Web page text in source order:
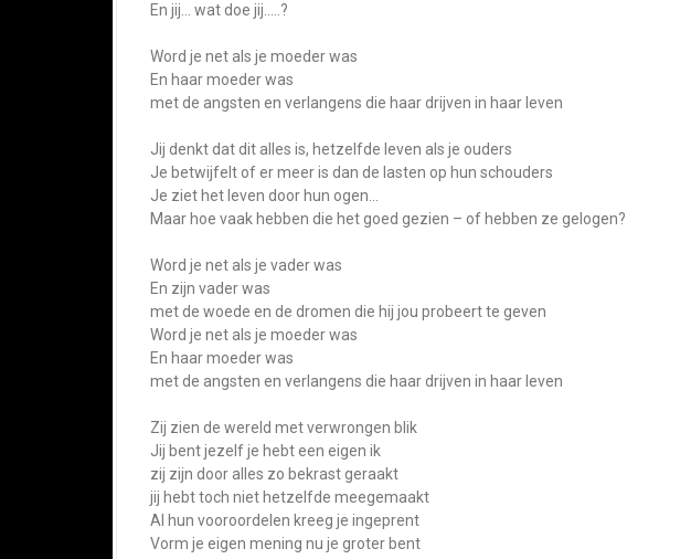
En jij… wat doe jij…..?
Word je net als je moeder was
En haar moeder was
met de angsten en verlangens die haar drijven in haar leven
Jij denkt dat dit alles is, hetzelfde leven als je ouders
Je betwijfelt of er meer is dan de lasten op hun schouders
Je ziet het leven door hun ogen…
Maar hoe vaak hebben die het goed gezien – of hebben ze gelogen?
Word je net als je vader was
En zijn vader was
met de woede en de dromen die hij jou probeert te geven
Word je net als je moeder was
En haar moeder was
met de angsten en verlangens die haar drijven in haar leven
Zij zien de wereld met verwrongen blik
Jij bent jezelf je hebt een eigen ik
zij zijn door alles zo bekrast geraakt
jij hebt toch niet hetzelfde meegemaakt
Al hun vooroordelen kreeg je ingeprent
Vorm je eigen mening nu je groter bent